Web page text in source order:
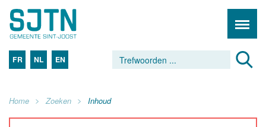
FR NL EN
Home Zoeken Inhoud